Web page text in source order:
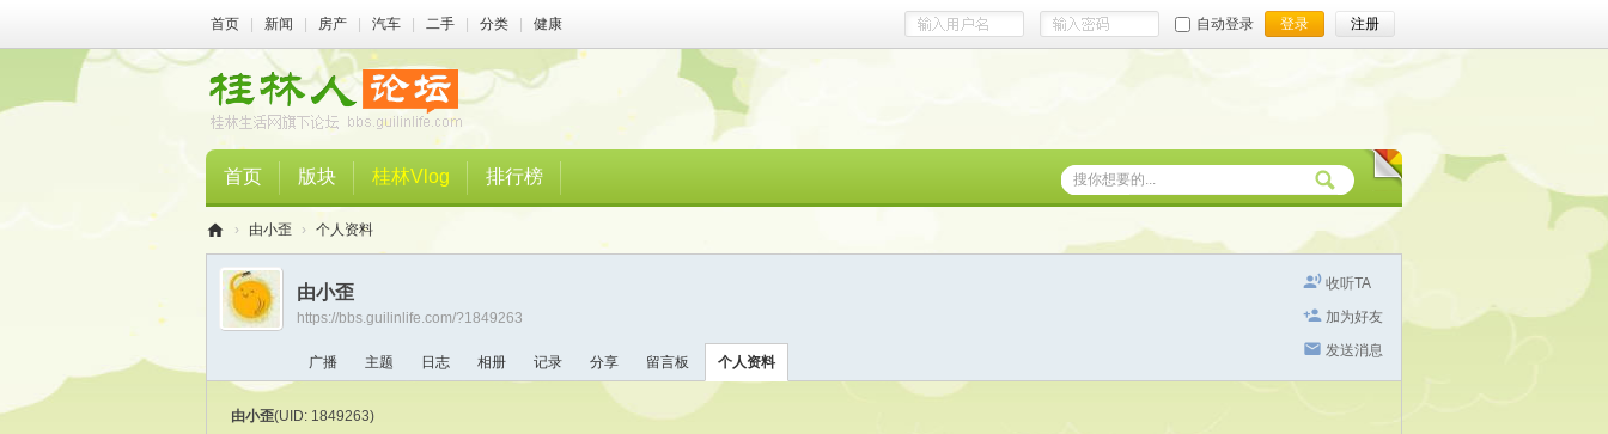
首页 新闻 房产 汽车 二手 分类 健康 自动登录 登录 注册
首页 版块 桂林Vlog 排行榜
桂
人
› 由小歪 › 个人资料
收听TA
加为好友
发送消息
由小歪
https://bbs.guilinlife.com/?1849263
广播 主题 日志 相册 记录 分享 留言板 个人资料
由小歪(UID: 1849263)